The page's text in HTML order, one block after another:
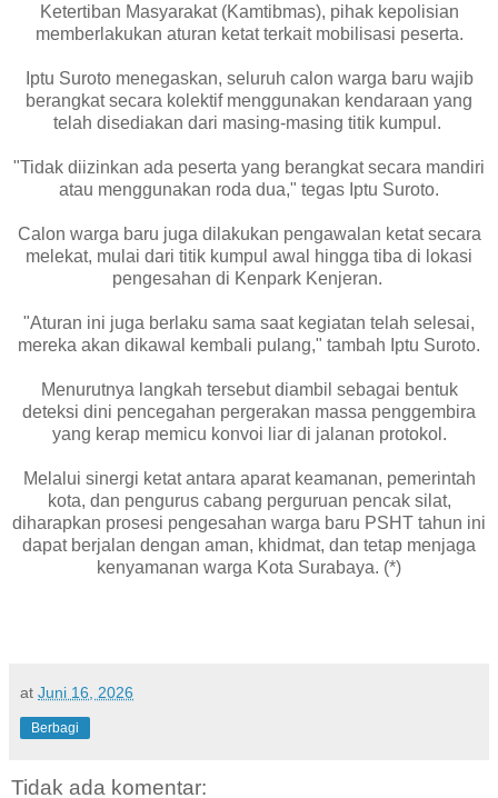
Ketertiban Masyarakat (Kamtibmas), pihak kepolisian
memberlakukan aturan ketat terkait mobilisasi peserta.
Iptu Suroto menegaskan, seluruh calon warga baru wajib
berangkat secara kolektif menggunakan kendaraan yang
telah disediakan dari masing-masing titik kumpul.
"Tidak diizinkan ada peserta yang berangkat secara mandiri
atau menggunakan roda dua," tegas Iptu Suroto.
Calon warga baru juga dilakukan pengawalan ketat secara
melekat, mulai dari titik kumpul awal hingga tiba di lokasi
pengesahan di Kenpark Kenjeran.
"Aturan ini juga berlaku sama saat kegiatan telah selesai,
mereka akan dikawal kembali pulang," tambah Iptu Suroto.
Menurutnya langkah tersebut diambil sebagai bentuk
deteksi dini pencegahan pergerakan massa penggembira
yang kerap memicu konvoi liar di jalanan protokol.
Melalui sinergi ketat antara aparat keamanan, pemerintah
kota, dan pengurus cabang perguruan pencak silat,
diharapkan prosesi pengesahan warga baru PSHT tahun ini
dapat berjalan dengan aman, khidmat, dan tetap menjaga
kenyamanan warga Kota Surabaya. (*)
at Juni 16, 2026
Berbagi
Tidak ada komentar: